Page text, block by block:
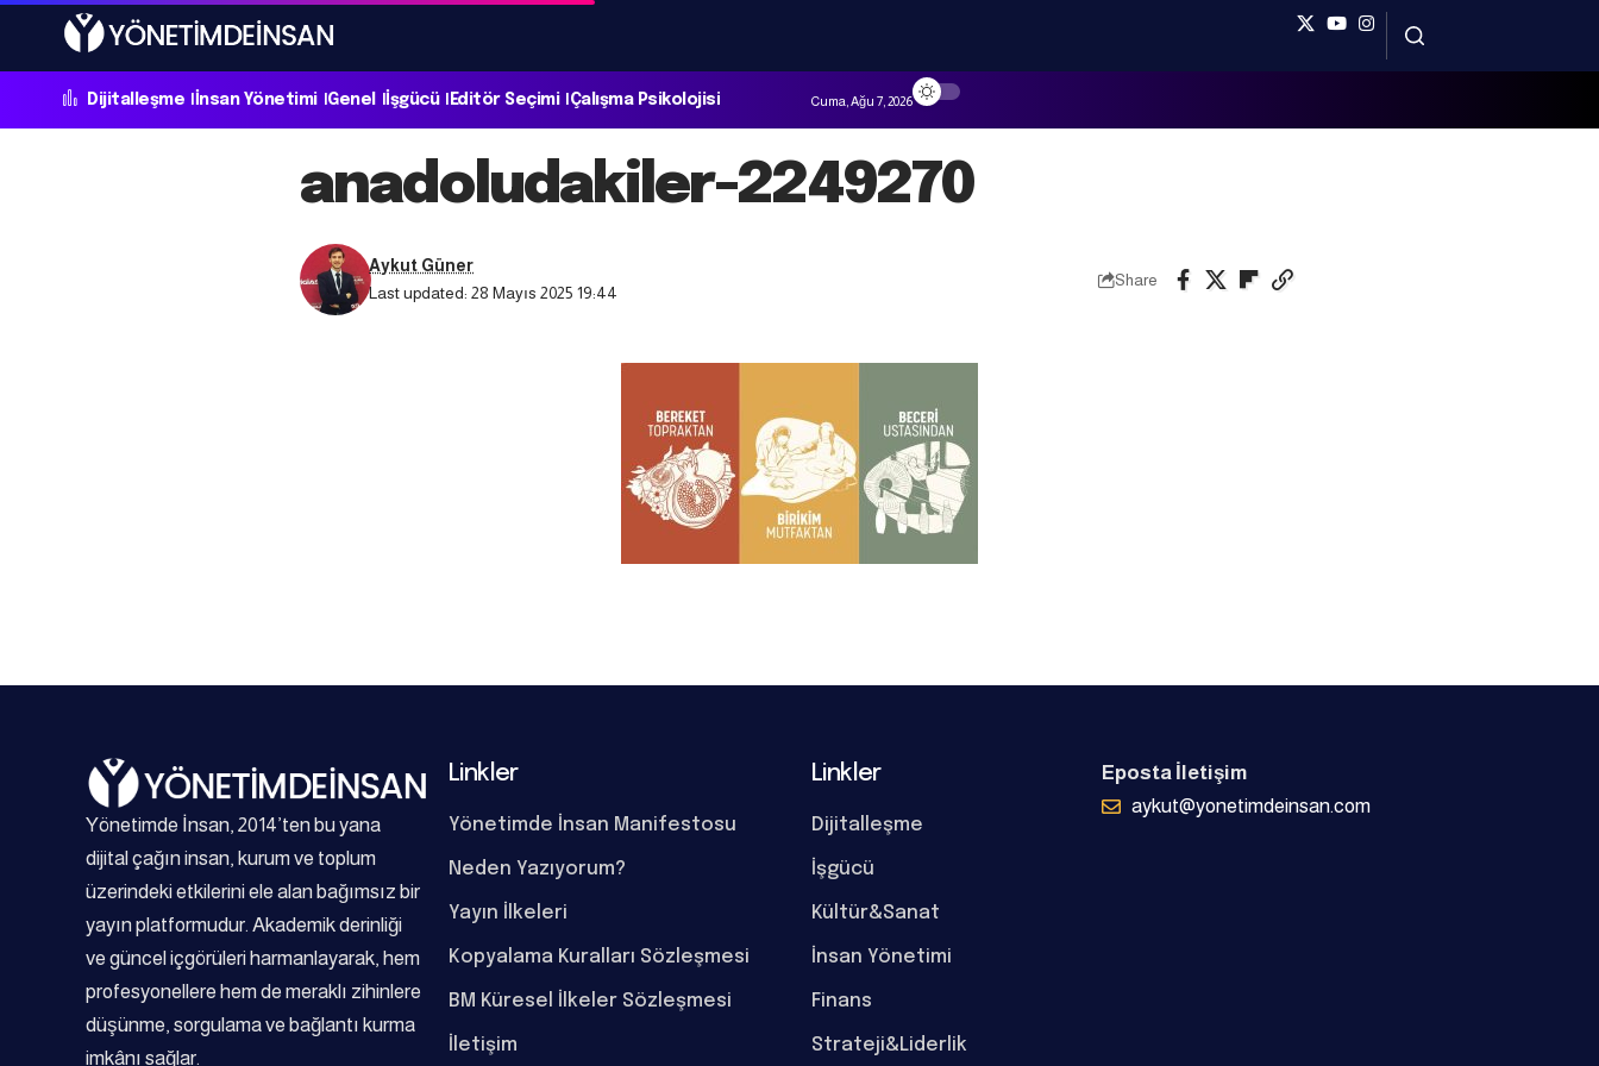
Dijitalleşme İnsan Yönetimi Genel İşgücü Editör Seçimi Çalışma Psikolojisi Cuma, Ağu 7, 2026
anadoludakiler-2249270
Last updated: 28 Mayıs 2025 19:44
Aykut Güner
Share
Yönetimde İnsan, 2014’ten bu yana
dijital çağın insan, kurum ve toplum
üzerindeki etkilerini ele alan bağımsız bir
yayın platformudur. Akademik derinliği
ve güncel içgörüleri harmanlayarak, hem
profesyonellere hem de meraklı zihinlere
düşünme, sorgulama ve bağlantı kurma
imkânı sağlar.
Linkler
Yönetimde İnsan Manifestosu
Neden Yazıyorum?
Yayın İlkeleri
Kopyalama Kuralları Sözleşmesi
BM Küresel İlkeler Sözleşmesi
İletişim
Linkler
Dijitalleşme
İşgücü
Kültür&Sanat
İnsan Yönetimi
Finans
Strateji&Liderlik
Eposta İletişim
aykut@yonetimdeinsan.com